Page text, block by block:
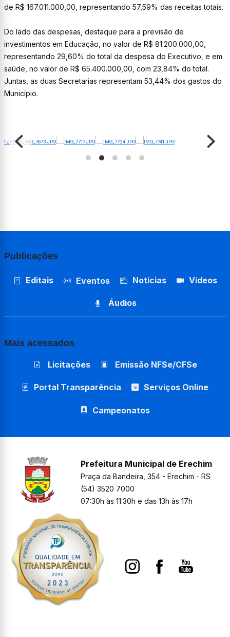
de R$ 167.011.000,00, representando 57,59% das receitas totais.
Do lado das despesas, destaque para a previsão de
investimentos em Educação, no valor de R$ 81.200.000,00,
representando 29,60% do total da despesa do Executivo, e em
saúde, no valor de R$ 65.400.000,00, com 23,84% do total.
Juntas, as duas Secretarias representam 53,44% dos gastos do
Município.
Publicações
Editais Eventos Notícias Vídeos
Áudios
Mais acessados
Licitações Emissão NFSe/CFSe
Portal Transparência Serviços Online
Campeonatos
Prefeitura Municipal de Erechim
Praça da Bandeira, 354 - Erechim - RS
(54) 3520 7000
07:30h às 11:30h e das 13h às 17h